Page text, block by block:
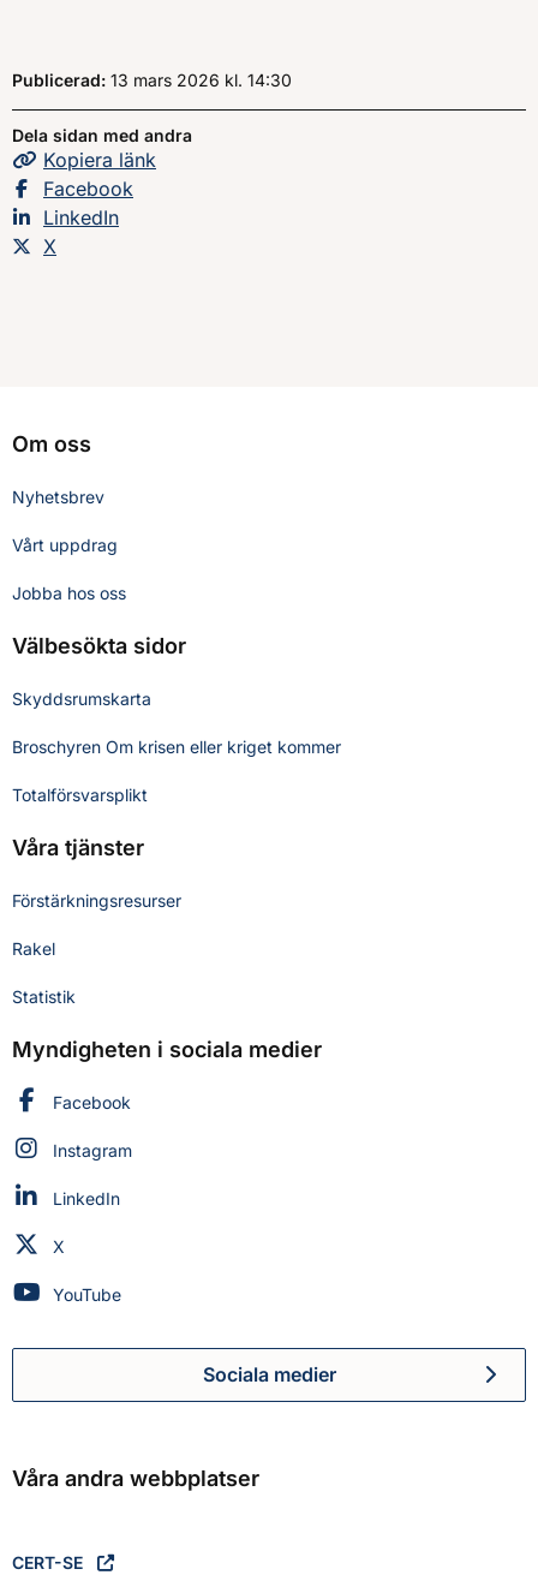
Publicerad: 13 mars 2026 kl. , Klockan
14:30
Dela sidan med andra
Kopiera sidans
länk
Dela sidan på
Facebook
Dela sidan på
LinkedIn
Dela sidan på
X
Om oss
Nyhetsbrev
Vårt uppdrag
Jobba hos oss
Välbesökta sidor
Skyddsrumskarta
Broschyren Om krisen eller kriget kommer
Totalförsvarsplikt
Våra tjänster
Förstärkningsresurser
Rakel
Statistik
Myndigheten i sociala medier
Myndigheten för civilt försvar på
Facebook
Myndigheten för civilt försvar på
Instagram
Myndigheten för civilt försvar på
LinkedIn
Myndigheten för civilt försvar på
X
Myndigheten för civilt försvar på
YouTube
Myndigheten för civilt
Sociala medier
Våra andra webbplatser
CERT-SE